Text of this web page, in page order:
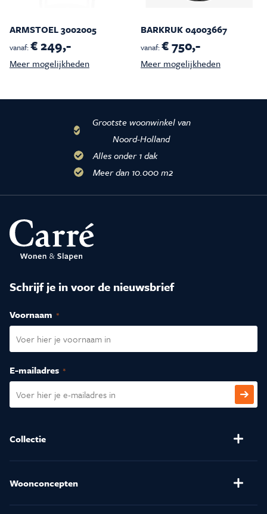
ARMSTOEL 3002005
vanaf:€ 249,-
Meer mogelijkheden
BARKRUK 04003667
vanaf:€ 750,-
Meer mogelijkheden
Grootste woonwinkel van
Noord-Holland
Alles onder 1 dak
Meer dan 10.000 m2
Schrijf je in voor de nieuwsbrief
Voornaam (Vereist)
E-mailadres (Vereist)
Collectie
Woonconcepten